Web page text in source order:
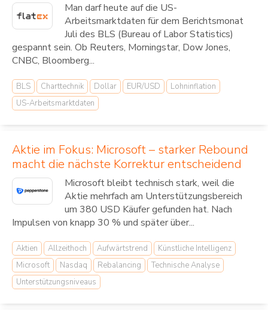
Man darf heute auf die US-
Arbeitsmarktdaten für dem Berichtsmonat
Juli des BLS (Bureau of Labor Statistics)
gespannt sein. Ob Reuters, Morningstar, Dow Jones,
CNBC, Bloomberg...
BLS Charttechnik Dollar EUR/USD
Lohninflation
US-Arbeitsmarktdaten
Aktie im Fokus: Microsoft – starker Rebound
macht die nächste Korrektur entscheidend
Microsoft bleibt technisch stark, weil die
Aktie mehrfach am Unterstützungsbereich
um 380 USD Käufer gefunden hat. Nach
Impulsen von knapp 30 % und später über...
Aktien Allzeithoch Aufwärtstrend
Künstliche Intelligenz
Microsoft
Nasdaq Rebalancing
Technische Analyse
Unterstützungsniveaus